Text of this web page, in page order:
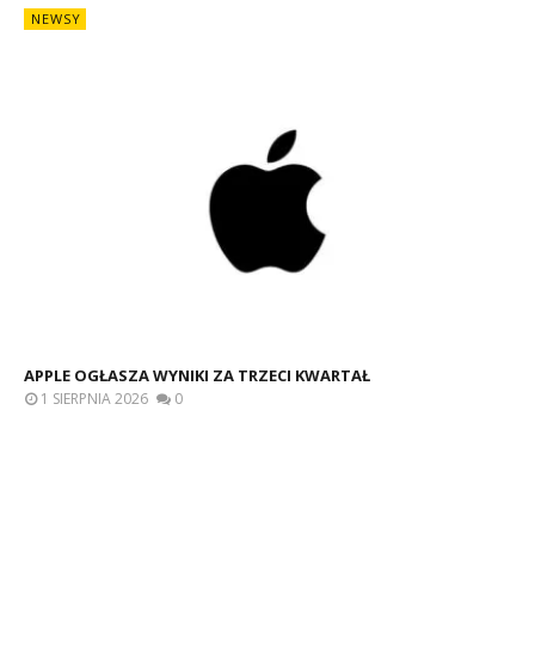
NEWSY
APPLE OGŁASZA WYNIKI ZA TRZECI KWARTAŁ
1 SIERPNIA 2026 0